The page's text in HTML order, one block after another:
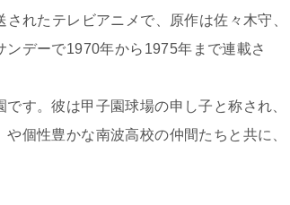
れたテレビアニメで、原作は佐々木守、
デーで1970年から1975年まで連載さ
す。彼は甲子園球場の申し子と称され、
個性豊かな南波高校の仲間たちと共に、